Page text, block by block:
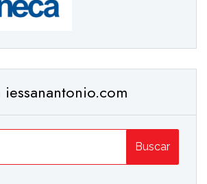
iessanantonio.com